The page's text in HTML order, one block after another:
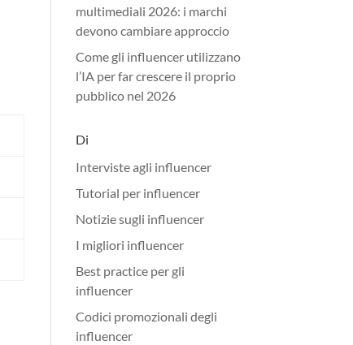
multimediali 2026: i marchi
devono cambiare approccio
Come gli influencer utilizzano
l’IA per far crescere il proprio
pubblico nel 2026
Di
Interviste agli influencer
Tutorial per influencer
Notizie sugli influencer
I migliori influencer
Best practice per gli
influencer
Codici promozionali degli
influencer